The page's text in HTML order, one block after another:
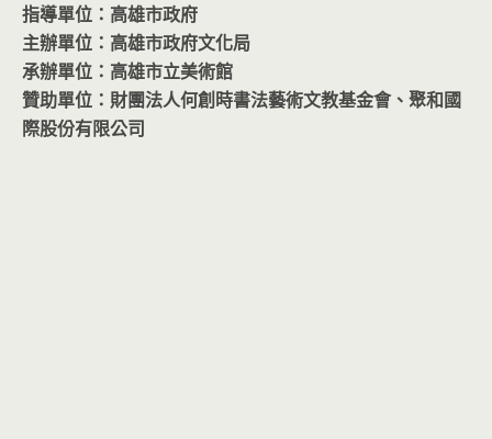
指導單位：高雄市政府
主辦單位：高雄市政府文化局
承辦單位：高雄市立美術館
贊助單位：財團法人何創時書法藝術文教基金會、聚和國
際股份有限公司